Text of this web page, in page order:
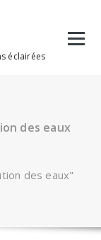
éclairées
des eaux
des eaux"